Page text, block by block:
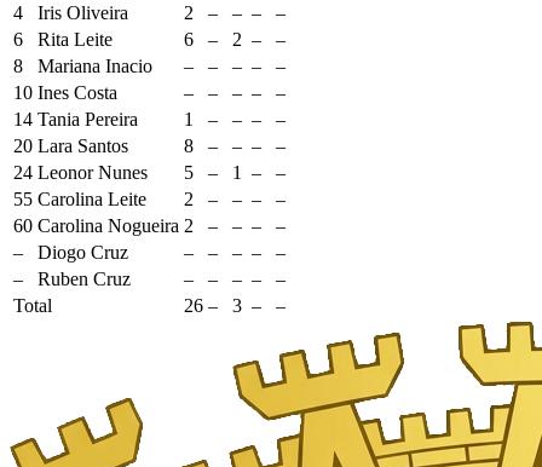
4
Iris Oliveira 2 – – –
–
6
Rita Leite 6 – 2 –
–
8
Mariana Inacio – – – –
–
10 Ines Costa – – – –
–
14 Tania Pereira 1 – – –
–
20 Lara Santos 8 – – –
–
24 Leonor Nunes 5 – 1 –
–
55 Carolina Leite 2 – – –
–
60 Carolina Nogueira 2 – – –
–
–
Diogo Cruz – – – –
–
–
Ruben Cruz – – – –
–
Total
26 – 3 – –